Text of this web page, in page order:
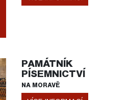
PAMÁTNÍK
PÍSEMNICTVÍ
NA MORAVĚ